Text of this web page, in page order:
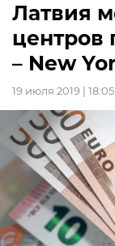
Латвия
центров
– New
19 июля 2019 | 18:05